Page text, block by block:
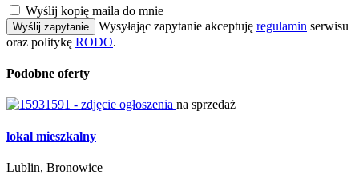
Wyślij kopię maila do mnie
Wyślij zapytanie Wysyłając zapytanie akceptuję regulamin serwisu
oraz politykę RODO.
Podobne oferty
na sprzedaż
lokal mieszkalny
Lublin, Bronowice